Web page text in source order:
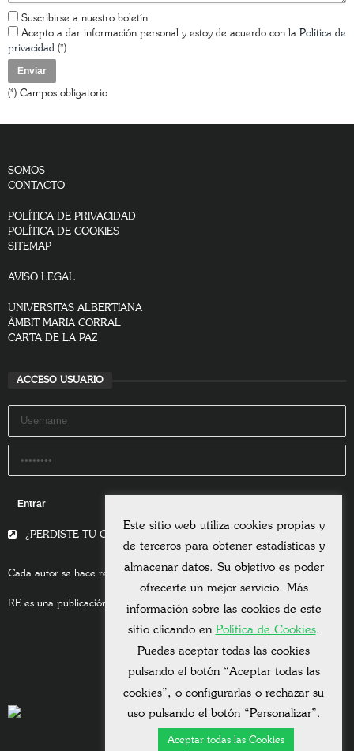
Suscribirse a nuestro boletín
Acepto a dar información personal y estoy de acuerdo con la Política de
privacidad (*)
(*) Campos obligatorio
SOMOS
CONTACTO
POLÍTICA DE PRIVACIDAD
POLÍTICA DE COOKIES
SITEMAP
AVISO LEGAL
UNIVERSITAS ALBERTIANA
ÀMBIT MARIA CORRAL
CARTA DE LA PAZ
ACCESO USUARIO
¿PERDISTE TU CONTRASEÑA?
Cada autor se hace responsable del contenido de sus escritos.
RE es una publicación asociada a la Universitas Albertiana.
Este sitio web utiliza cookies propias y
de terceros para obtener estadísticas y
almacenar datos. Su objetivo es poder
ofrecerte un mejor servicio. Más
información sobre las cookies de este
sitio clicando en Política de Cookies.
Puedes aceptar todas las cookies
pulsando el botón “Aceptar todas las
cookies”, o configurarlas o rechazar su
uso pulsando el botón “Personalizar”.
Aceptar todas las Cookies